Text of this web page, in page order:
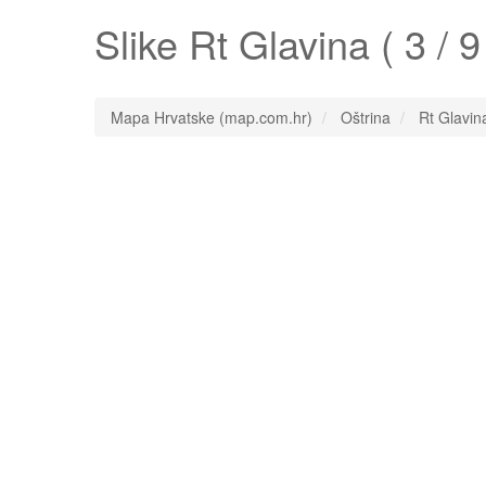
Slike Rt Glavina ( 3 /
Mapa Hrvatske (map.com.hr) Oštrina Rt